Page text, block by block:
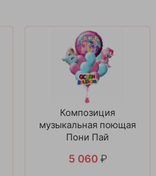
Композиция
музыкальная поющая
Пони Пай
5 060 ₽